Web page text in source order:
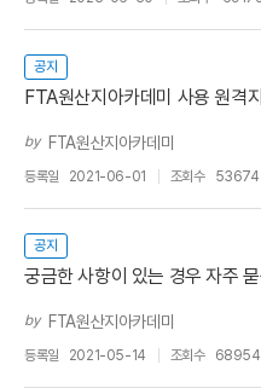
공지
FTA원산지아카데미 사용 원격
by FTA원산지아카데미
등록일 2021-06-01 조회수 53674
공지
궁금한 사항이 있는 경우 자주
by FTA원산지아카데미
등록일 2021-05-14 조회수 68954